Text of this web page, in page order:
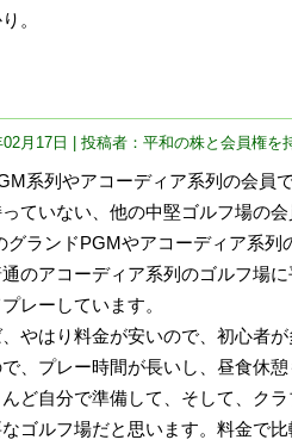
。
02月17日 | 投稿者：平和の株と会員権を
系列やアコーディア系列の会員
ていない、他の中堅ゴルフ場の会
グランドPGMやアコーディア系列
のアコーディア系列のゴルフ場に
レーしています。
やはり料金が安いので、初心者が
、プレー時間が長いし、昼食休
ど自分で準備して、そして、クラ
ゴルフ場だと思います。料金で比